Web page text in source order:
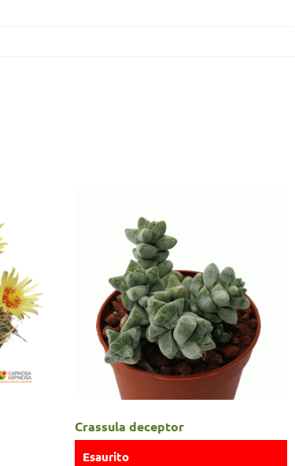
Crassula deceptor
Esaurito